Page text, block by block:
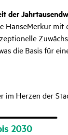
der
HanseMerkur mit
die Basis für
im Herzen der
2030